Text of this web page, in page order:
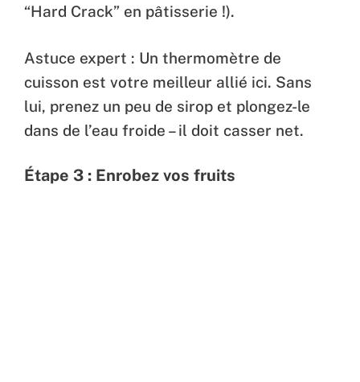
“Hard Crack” en pâtisserie !).
Astuce expert : Un thermomètre de
cuisson est votre meilleur allié ici. Sans
lui, prenez un peu de sirop et plongez-le
dans de l’eau froide – il doit casser net.
Étape 3 : Enrobez vos fruits